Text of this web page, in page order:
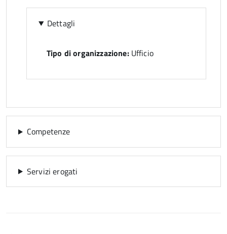
Dettagli
Tipo di organizzazione:Ufficio
Competenze
Servizi erogati